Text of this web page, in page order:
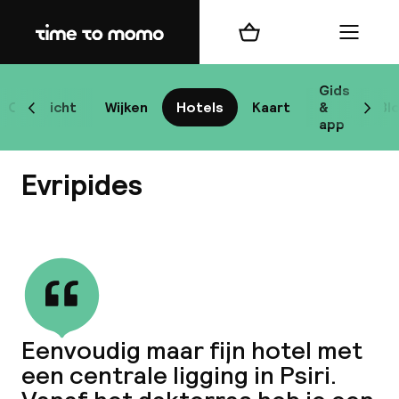
Home
Overzicht Wijken Hotels Kaart
Gids
&
app
Scroll naar links
Winkelmand Menu
Evripides
Eenvoudig maar fijn hotel met
een centrale ligging in Psiri.